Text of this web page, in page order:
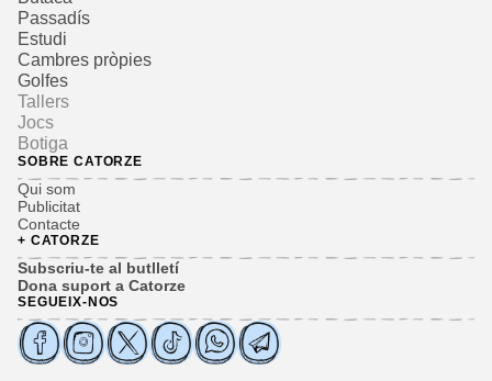
Passadís
Estudi
Cambres pròpies
Golfes
Tallers
Jocs
Botiga
SOBRE CATORZE
Qui som
Publicitat
Contacte
+ CATORZE
Subscriu-te al butlletí
Dona suport a Catorze
SEGUEIX-NOS